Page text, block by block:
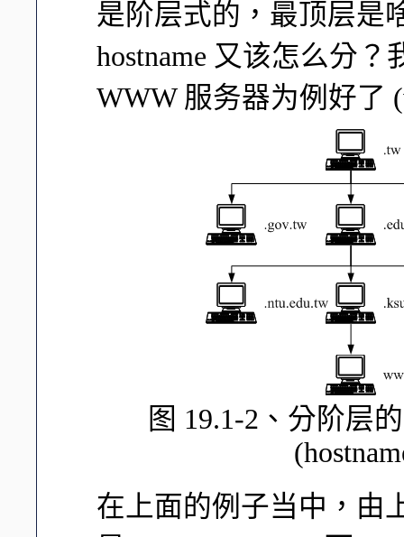
是阶层式的，最顶层是
hostname 又该怎么分
WWW 服务器为例好了
图 19.1-2、分阶层
在上面的例子当中，由